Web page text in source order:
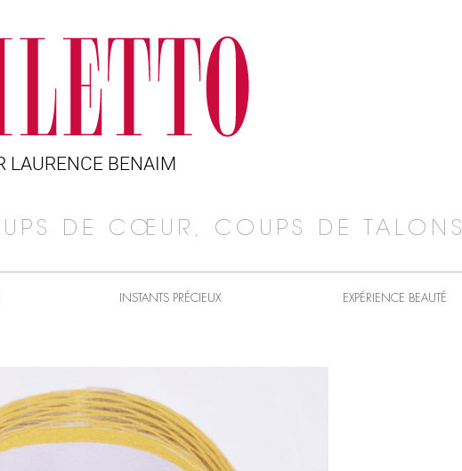
LAURENCE BENAIM
DE CŒUR, COUPS DE TALONS
INSTANTS PRÉCIEUX EXPÉRIENCE BEAUTÉ